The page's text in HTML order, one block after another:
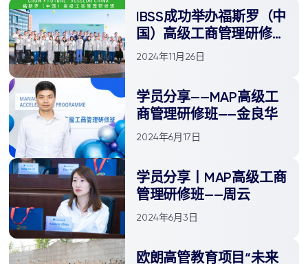
关于我们
IBSS成功举办福斯罗（中
国）高级工商管理研修班
开营典礼
2024年11月26日
学员分享——MAP高级工
商管理研修班——金良华
2024年6月17日
学员分享丨MAP高级工商
管理研修班——周云
2024年6月3日
欧朗高管教育项目“未来